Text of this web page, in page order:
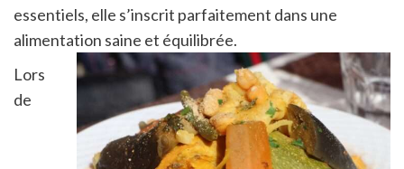
essentiels, elle s’inscrit parfaitement dans une
alimentation saine et équilibrée.
Lors
de